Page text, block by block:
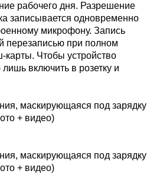
рабочего дня. Разрешение
записывается одновременно
микрофону. Запись
перезаписью при полном
Чтобы устройство
включить в розетку и